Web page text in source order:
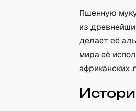
Пшенную
из
делает её
мира её
африканских